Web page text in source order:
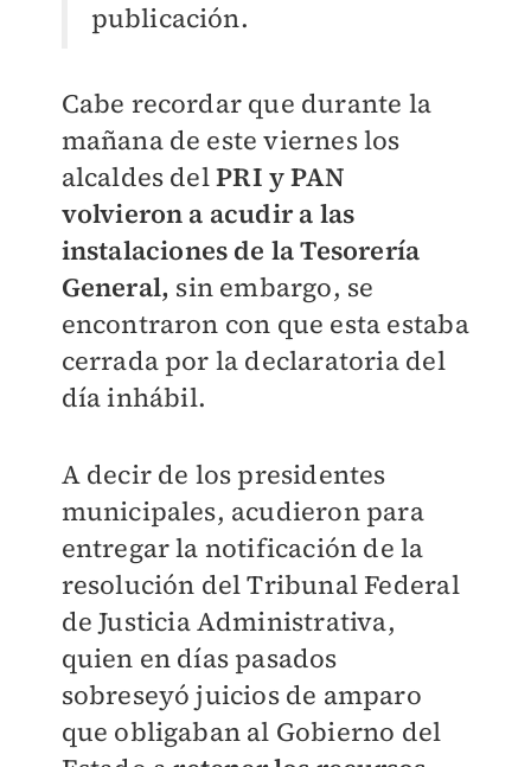
publicación.
Cabe recordar que durante la
mañana de este viernes los
alcaldes delPRI y PAN
volvieron a acudir a las
instalaciones de la Tesorería
General, sin embargo, se
encontraron con que esta estaba
cerrada por la declaratoria del
día inhábil.
A decir de los presidentes
municipales, acudieron para
entregar la notificación de la
resolución del Tribunal Federal
de Justicia Administrativa,
quien en días pasados
sobreseyó juicios de amparo
que obligaban al Gobierno del